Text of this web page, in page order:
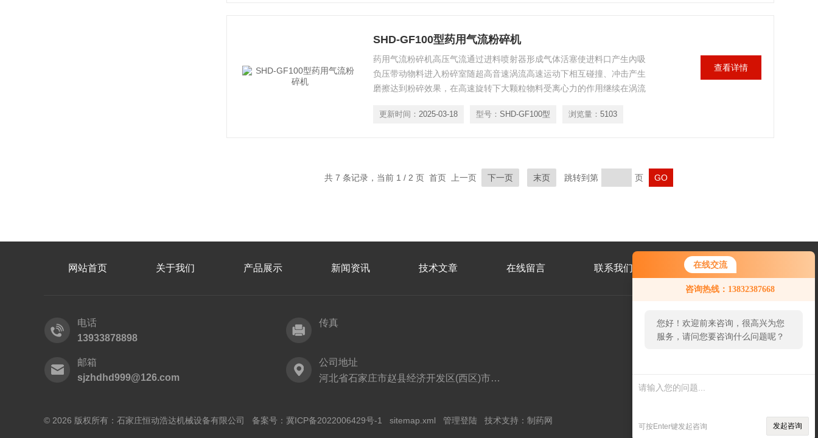
在线交流
咨询热线：13832387668
您好！欢迎前来咨询，很高兴为您
服务，请问您要咨询什么问题呢？
可按Enter键发起咨询 发起咨询
SHD-GF100型药用气流粉碎机
药用气流粉碎机高压气流通过进料喷射器形成气体活塞使进料口产生內吸
负压带动物料进入粉碎室随超高音速涡流高速运动下相互碰撞、冲击产生
磨擦达到粉碎效果，在高速旋转下大颗粒物料受离心力的作用继续在涡流
口向下直接进入旋风分离器回收，大部分成品得到回收，剩余少量粉尘在
更新时间： 2025-03-18 型号： SHD-GF100型 浏览量： 5103
查看详情
共 7 条记录，当前 1 / 2 页 首页 上一页 下一页 末页 跳转到第 页
网站首页 关于我们 产品展示 新闻资讯 技术文章 在线留言 联系我们
电话
13933878898
传真
邮箱
sjzhdhd999@126.com
公司地址
河北省石家庄市赵县经济开发区(西区)市庄路25号
© 2026 版权所有：石家庄恒动浩达机械设备有限公司 备案号： 冀ICP备2022006429号-1 sitemap.xml 管理登陆 技术支持： 制药网
码